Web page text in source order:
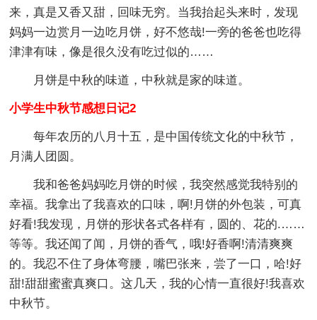
来，真是又香又甜，回味无穷。当我抬起头来时，发现
妈妈一边赏月一边吃月饼，好不悠哉!一旁的爸爸也吃得
津津有味，像是很久没有吃过似的……
月饼是中秋的味道，中秋就是家的味道。
小学生中秋节感想日记2
每年农历的八月十五，是中国传统文化的中秋节，
月满人团圆。
我和爸爸妈妈吃月饼的时候，我突然感觉我特别的
幸福。我拿出了我喜欢的口味，啊!月饼的外包装，可真
好看!我发现，月饼的形状各式各样有，圆的、花的.……
等等。我还闻了闻，月饼的香气，哦!好香啊!清清爽爽
的。我忍不住了身体弯腰，嘴巴张来，尝了一口，哈!好
甜!甜甜蜜蜜真爽口。这几天，我的心情一直很好!我喜欢
中秋节。